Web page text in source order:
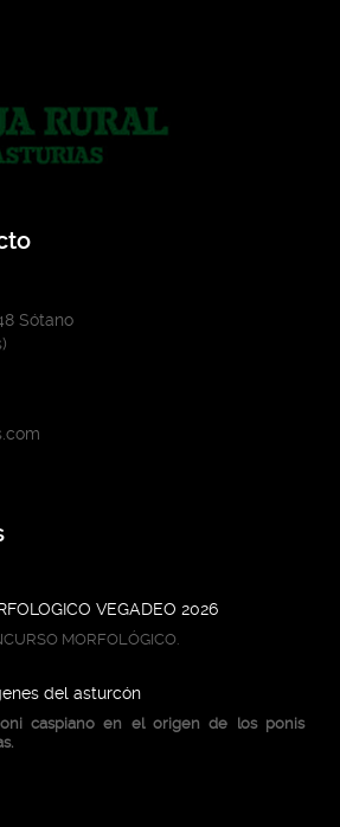
Sótano
VEGADEO 2026
MORFOLÓGICO.
del asturcón
caspiano en el origen de los ponis